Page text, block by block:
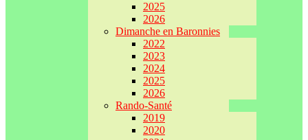
2025
2026
Dimanche en Baronnies
2022
2023
2024
2025
2026
Rando-Santé
2019
2020